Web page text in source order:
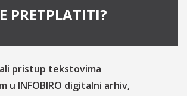
PRETPLATITI?
pristup tekstovima
u INFOBIRO digitalni arhiv,